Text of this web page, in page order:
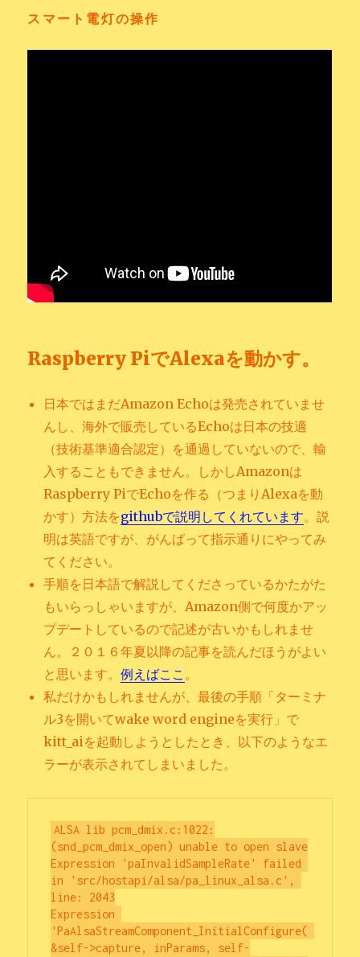
スマート電灯の操作
Raspberry PiでAlexaを動かす。
日本ではまだAmazon Echoは発売されていませ
んし、海外で販売しているEchoは日本の技適
（技術基準適合認定）を通過していないので、輸
入することもできません。しかしAmazonは
Raspberry PiでEchoを作る（つまりAlexaを動
かす）方法をgithubで説明してくれています。説
明は英語ですが、がんばって指示通りにやってみ
てください。
手順を日本語で解説してくださっているかたがた
もいらっしゃいますが、Amazon側で何度かアッ
プデートしているので記述が古いかもしれませ
ん。２０１６年夏以降の記事を読んだほうがよい
と思います。例えばここ 。
私だけかもしれませんが、最後の手順「ターミナ
ル3を開いてwake word engineを実行」で
kitt_aiを起動しようとしたとき、以下のようなエ
ラーが表示されてしまいました。
ALSA lib pcm_dmix.c:1022:
(snd_pcm_dmix_open) unable to open slave
Expression 'paInvalidSampleRate' failed
in 'src/hostapi/alsa/pa_linux_alsa.c',
line: 2043
Expression
'PaAlsaStreamComponent_InitialConfigure(
&self->capture, inParams, self-